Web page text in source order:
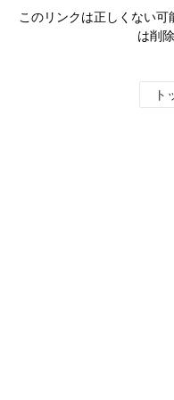
このリンクは正しくない
は削
ト